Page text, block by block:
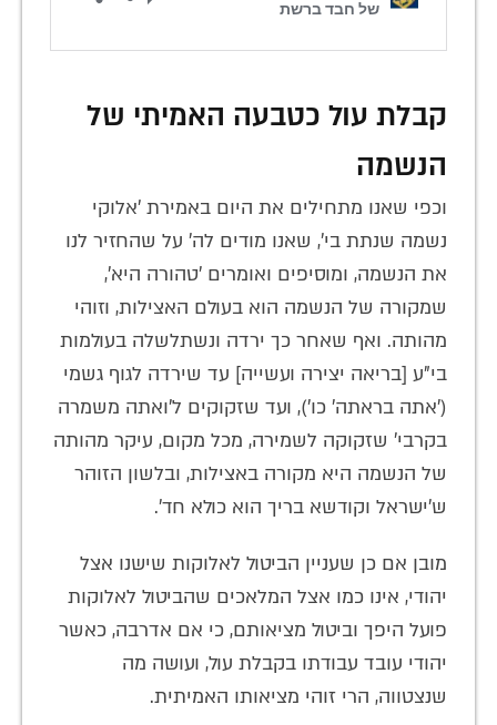
קבלת עול כטבעה האמיתי של
הנשמה
וכפי שאנו מתחילים את היום באמירת 'אלוקי
נשמה שנתת בי', שאנו מודים לה' על שהחזיר לנו
את הנשמה, ומוסיפים ואומרים 'טהורה היא',
שמקורה של הנשמה הוא בעולם האצילות, וזוהי
מהותה. ואף שאחר כך ירדה ונשתלשלה בעולמות
בי"ע [בריאה יצירה ועשייה] עד שירדה לגוף גשמי
('אתה בראתה' כו'), ועד שזקוקים ל'ואתה משמרה
בקרבי' שזקוקה לשמירה, מכל מקום, עיקר מהותה
של הנשמה היא מקורה באצילות, ובלשון הזוהר
ש'ישראל וקודשא בריך הוא כולא חד'.
מובן אם כן שעניין הביטול לאלוקות שישנו אצל
יהודי, אינו כמו אצל המלאכים שהביטול לאלוקות
פועל היפך וביטול מציאותם, כי אם אדרבה, כאשר
יהודי עובד עבודתו בקבלת עול, ועושה מה
שנצטווה, הרי זוהי מציאותו האמיתית.